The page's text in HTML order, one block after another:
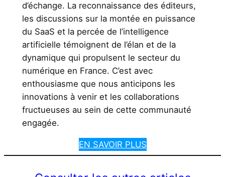
d’échange. La reconnaissance des éditeurs,
les discussions sur la montée en puissance
du SaaS et la percée de l’intelligence
artificielle témoignent de l’élan et de la
dynamique qui propulsent le secteur du
numérique en France. C’est avec
enthousiasme que nous anticipons les
innovations à venir et les collaborations
fructueuses au sein de cette communauté
engagée.
EN SAVOIR PLUS